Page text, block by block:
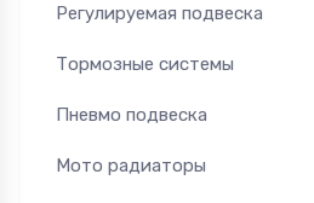
Регулируемая подвеска
Тормозные системы
Пневмо подвеска
Мото радиаторы